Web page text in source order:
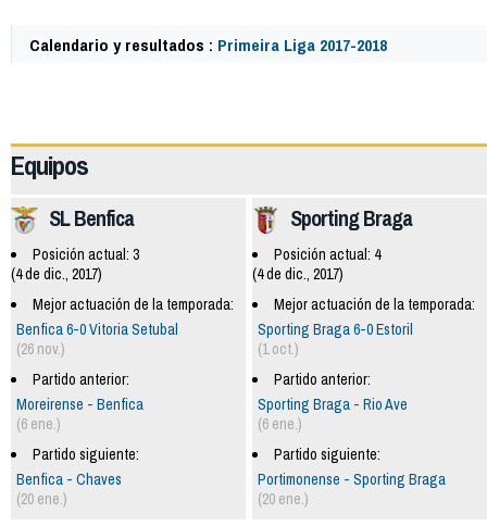
Calendario y resultados : Primeira Liga 2017-2018
Equipos
Sporting Braga
Posición actual: 4
(4 de dic., 2017)
Mejor actuación de la temporada:
Sporting Braga 6-0 Estoril
(1 oct.)
Partido anterior:
Sporting Braga - Rio Ave
(6 ene.)
Partido siguiente:
Portimonense - Sporting Braga
(20 ene.)
SL Benfica
Posición actual: 3
(4 de dic., 2017)
Mejor actuación de la temporada:
Benfica 6-0 Vitoria Setubal
(26 nov.)
Partido anterior:
Moreirense - Benfica
(6 ene.)
Partido siguiente:
Benfica - Chaves
(20 ene.)